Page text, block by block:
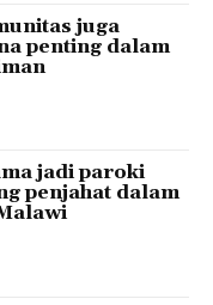
juga
penting dalam
jadi paroki
penjahat dalam